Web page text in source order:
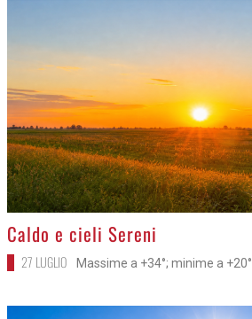
>
Caldo e cieli Sereni
27 LUGLIO Massime a +34°; minime a +20°